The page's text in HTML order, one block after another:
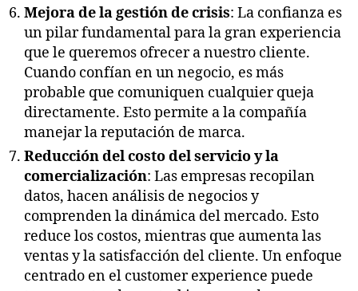
Mejora de la gestión de crisis: La confianza es
un pilar fundamental para la gran experiencia
que le queremos ofrecer a nuestro cliente.
Cuando confían en un negocio, es más
probable que comuniquen cualquier queja
directamente. Esto permite a la compañía
manejar la reputación de marca.
Reducción del costo del servicio y la
comercialización: Las empresas recopilan
datos, hacen análisis de negocios y
comprenden la dinámica del mercado. Esto
reduce los costos, mientras que aumenta las
ventas y la satisfacción del cliente. Un enfoque
centrado en el customer experience puede